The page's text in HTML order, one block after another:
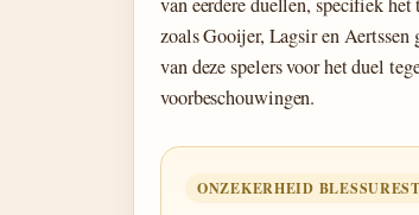
zoals Gooijer, Lagsir en Aertssen
van deze spelers voor het duel
voorbeschouwingen.
ONZEKERHEID